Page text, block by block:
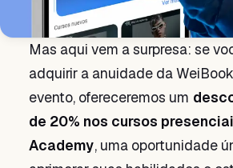
Mas aqui vem a surpresa: se
adquirir a anuidade da
evento, ofereceremos um
de 20% nos cursos
Academy, uma oportunidade